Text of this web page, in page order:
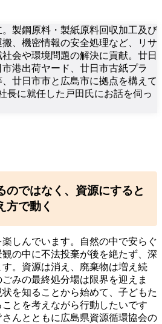
製鋼原料・製紙原料回収加工及び
、機密情報の安全処理など、リサ
会や環境問題の解決に貢献。廿日
港出荷ヤード、廿日市古紙プラ
廿日市市と広島市に拠点を構えて
長に就任した戸田氏にお話を伺っ
のではなく、 資源にすると
方で動く
しんでいます。自然の中で安らぐ
の中に不法投棄が後を絶たず、深
。資源は消え、廃棄物は増え続
みの最終処分場は限界を迎えま
を知ることから始めて、子どもた
とを考えながら行動したいです
んとともに広島県資源循環協会の